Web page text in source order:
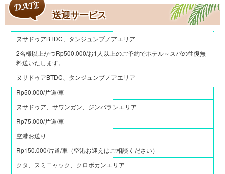
送迎サービス
ヌサドゥアBTDC、タンジュンブノアエリア
2名様以上かつRp500.000/お1人以上のご予約でホテル～スパの往復無
料送いたします。
ヌサドゥアBTDC、タンジュンブノアエリア
Rp50.000/片道/車
ヌサドゥア、サワンガン、ジンバランエリア
Rp75.000/片道/車
空港お送り
Rp150.000/片道/車（空港お迎えはご相談ください）
クタ、スミニャック、クロボカンエリア